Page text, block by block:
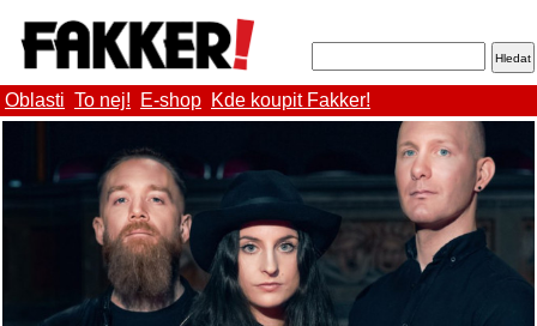
Oblasti To nej! E-shop Kde koupit Fakker!